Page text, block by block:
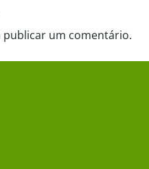
publicar um comentário.